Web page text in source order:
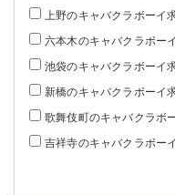
上野のキャバクラボーイ
六本木のキャバクラボー
池袋のキャバクラボーイ
新橋のキャバクラボーイ
歌舞伎町のキャバクラボ
吉祥寺のキャバクラボー
柏（東口）
茂原
八千代台
栃木県